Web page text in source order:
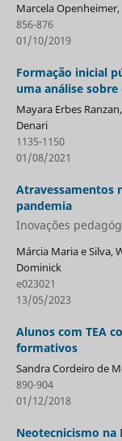
Marcela
856-876
01/10/2019
Formação inicial
uma análise
Mayara Erbes
Denari
1135-1150
01/08/2021
Atravessamentos
pandemia
Inovações
Márcia Maria e Silva,
Dominick
e023021
13/05/2023
Alunos com TEA
formativos
Sandra Cordeiro de
890-904
01/12/2018
Neotecnicismo na